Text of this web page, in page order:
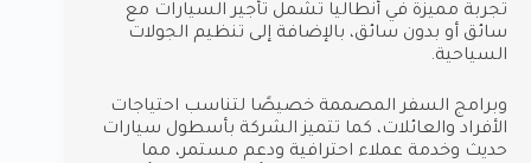
تجربة مميزة في أنطاليا تشمل تأجير السيارات مع
سائق أو بدون سائق، بالإضافة إلى تنظيم الجولات
السياحية.
وبرامج السفر المصممة خصيصًا لتناسب احتياجات
الأفراد والعائلات، كما تتميز الشركة بأسطول سيارات
حديث وخدمة عملاء احترافية ودعم مستمر، مما